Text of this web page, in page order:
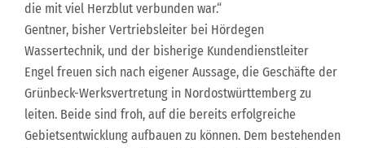
die mit viel Herzblut verbunden war.“
Gentner, bisher Vertriebsleiter bei Hördegen
Wassertechnik, und der bisherige Kundendienstleiter
Engel freuen sich nach eigener Aussage, die Geschäfte der
Grünbeck-Werksvertretung in Nordostwürttemberg zu
leiten. Beide sind froh, auf die bereits erfolgreiche
Gebietsentwicklung aufbauen zu können. Dem bestehenden